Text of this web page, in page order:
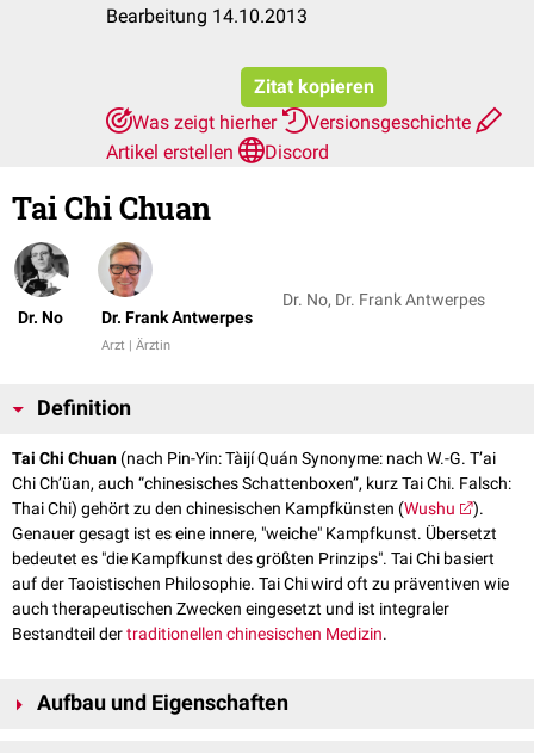
Bearbeitung 14.10.2013
Zitat kopieren
Was zeigt hierher
Versionsgeschichte
Artikel erstellen
Discord
Tai Chi Chuan
Dr. No Dr. Frank Antwerpes
Arzt | Ärztin
Dr. No, Dr. Frank Antwerpes
Definition
Tai Chi Chuan (nach Pin-Yin: Tàijí Quán Synonyme: nach W.-G. T’ai
Chi Ch’üan, auch “chinesisches Schattenboxen”, kurz Tai Chi. Falsch:
Thai Chi) gehört zu den chinesischen Kampfkünsten (Wushu
).
Genauer gesagt ist es eine innere, "weiche" Kampfkunst. Übersetzt
bedeutet es "die Kampfkunst des größten Prinzips". Tai Chi basiert
auf der Taoistischen Philosophie. Tai Chi wird oft zu präventiven wie
auch therapeutischen Zwecken eingesetzt und ist integraler
Bestandteil dertraditionellen chinesischen Medizin.
Aufbau und Eigenschaften